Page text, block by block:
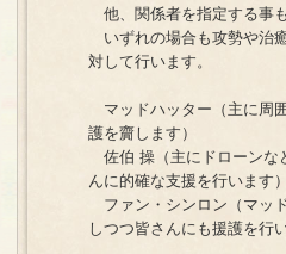
他、関係者を指定する事
いずれの場合も攻勢や治
対して行います。
マッドハッター（主に周
護を齎します）
佐伯 操（主にドローンな
んに的確な支援を行います）
ファン・シンロン（マッ
しつつ皆さんにも援護を行